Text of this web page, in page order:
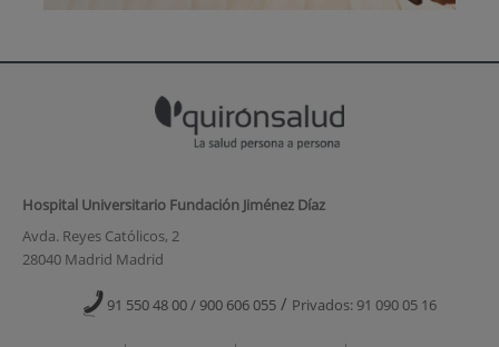
Hospital Universitario Fundación Jiménez Díaz
Avda. Reyes Católicos, 2
28040 Madrid Madrid
91 550 48 00 / 900 606 055 / Privados: 91 090 05 16